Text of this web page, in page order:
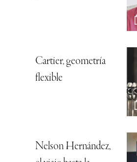
Cartier, geometría
flexible
Nelson Hernández,